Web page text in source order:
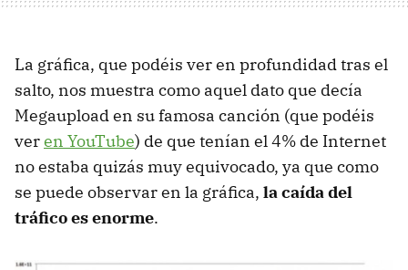
La gráfica, que podéis ver en profundidad tras el
salto, nos muestra como aquel dato que decía
Megaupload en su famosa canción (que podéis
veren YouTube) de que tenían el 4% de Internet
no estaba quizás muy equivocado, ya que como
se puede observar en la gráfica, la caída del
tráfico es enorme.